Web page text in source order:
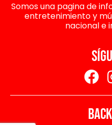
Somos una pagina de
entretenimiento y
nacional e